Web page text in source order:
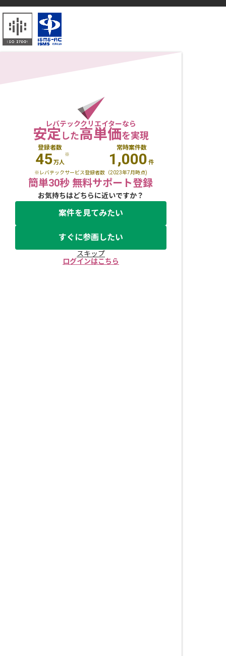
レバテッククリエイターなら
安定した高単価を実現
登録者数
45万人
※
常時案件数
1,000 件
※レバテックサービス登録者数（2023年7月時点)
簡単30秒 無料サポート登録
お気持ちはどちらに近いですか？
案件を見てみたい
すぐに参画したい
スキップ
ログインはこちら